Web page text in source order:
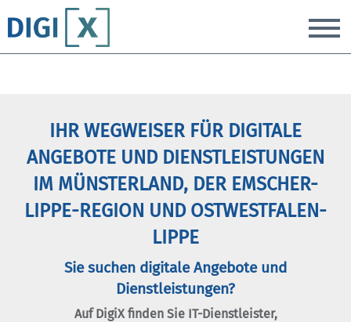
IHR WEGWEISER FÜR DIGITALE
ANGEBOTE UND DIENSTLEISTUNGEN
IM MÜNSTERLAND, DER EMSCHER-
LIPPE-REGION UND OSTWESTFALEN-
LIPPE
Sie suchen digitale Angebote und
Dienstleistungen?
Auf DigiX finden Sie IT-Dienstleister,